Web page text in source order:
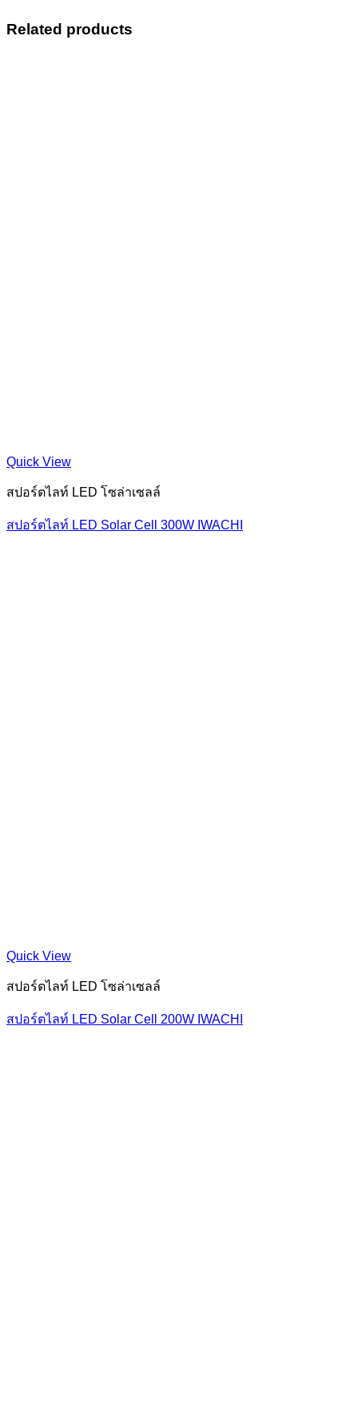
Related products
Quick View
สปอร์ตไลท์ LED โซล่าเซลล์
สปอร์ตไลท์ LED Solar Cell 300W IWACHI
Quick View
สปอร์ตไลท์ LED โซล่าเซลล์
สปอร์ตไลท์ LED Solar Cell 200W IWACHI